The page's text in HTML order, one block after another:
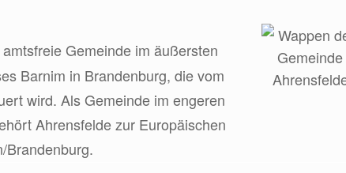
Gemeinde im äußersten
Barnim in Brandenburg, die vom
wird. Als Gemeinde im engeren
Ahrensfelde zur Europäischen
Brandenburg.